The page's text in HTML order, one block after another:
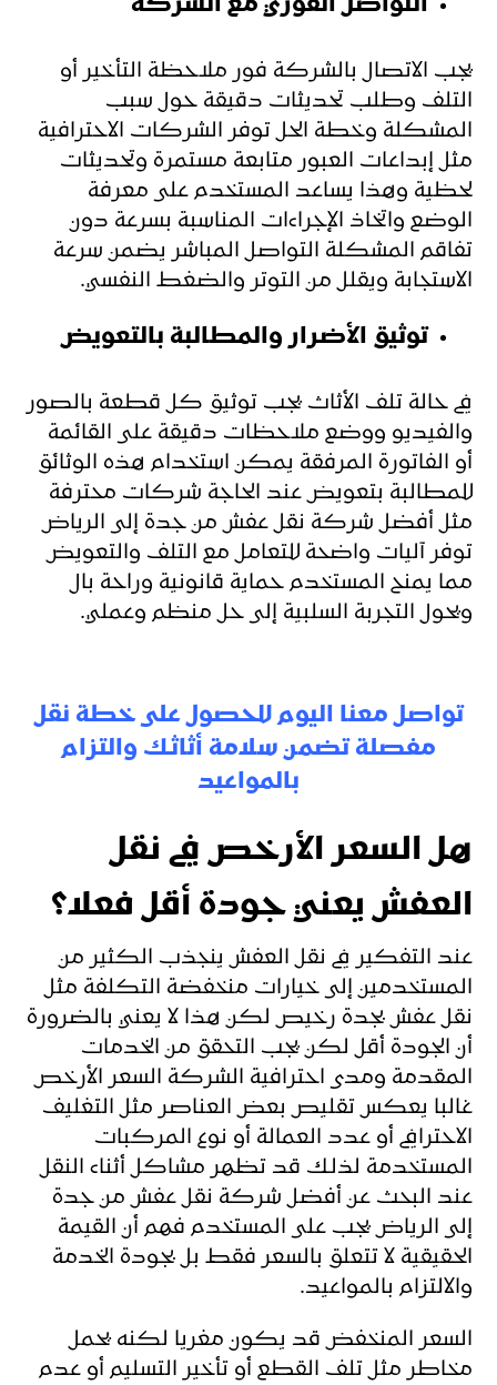
التواصل الفوري مع الشركة
يجب الاتصال بالشركة فور ملاحظة التأخير أو
التلف وطلب تحديثات دقيقة حول سبب
المشكلة وخطة الحل توفر الشركات الاحترافية
مثل إبداعات العبور متابعة مستمرة وتحديثات
لحظية وهذا يساعد المستخدم على معرفة
الوضع واتخاذ الإجراءات المناسبة بسرعة دون
تفاقم المشكلة التواصل المباشر يضمن سرعة
الاستجابة ويقلل من التوتر والضغط النفسي.
توثيق الأضرار والمطالبة بالتعويض
في حالة تلف الأثاث يجب توثيق كل قطعة بالصور
والفيديو ووضع ملاحظات دقيقة على القائمة
أو الفاتورة المرفقة يمكن استخدام هذه الوثائق
للمطالبة بتعويض عند الحاجة شركات محترفة
مثل أفضل شركة نقل عفش من جدة إلى الرياض
توفر آليات واضحة للتعامل مع التلف والتعويض
مما يمنح المستخدم حماية قانونية وراحة بال
ويحول التجربة السلبية إلى حل منظم وعملي.
تواصل معنا اليوم للحصول على خطة نقل
مفصلة تضمن سلامة أثاثك والتزام
بالمواعيد
هل السعر الأرخص في نقل
العفش يعني جودة أقل فعلا؟
عند التفكير في نقل العفش ينجذب الكثير من
المستخدمين إلى خيارات منخفضة التكلفة مثل
نقل عفش بجدة رخيص لكن هذا لا يعني بالضرورة
أن الجودة أقل لكن يجب التحقق من الخدمات
المقدمة ومدى احترافية الشركة السعر الأرخص
غالبا يعكس تقليص بعض العناصر مثل التغليف
الاحترافي أو عدد العمالة أو نوع المركبات
المستخدمة لذلك قد تظهر مشاكل أثناء النقل
عند البحث عن أفضل شركة نقل عفش من جدة
إلى الرياض يجب على المستخدم فهم أن القيمة
الحقيقية لا تتعلق بالسعر فقط بل بجودة الخدمة
والالتزام بالمواعيد.
السعر المنخفض قد يكون مغريا لكنه يحمل
مخاطر مثل تلف القطع أو تأخير التسليم أو عدم